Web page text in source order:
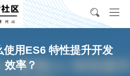
使用ES6 特性提升开发
效率？